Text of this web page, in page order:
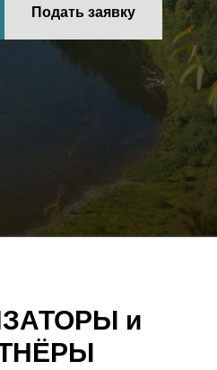
Подать заявку
и